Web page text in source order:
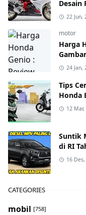
Desain
22 Jun,
motor
Harga
24 Jan,
Tips
Honda
12 Mar,
Suntik
di RI
16
CATEGORIES
mobil [758]